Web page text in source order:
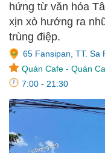
hứng từ văn hóa
xịn xò hướng ra
trùng điệp.
65 Fansipan, TT. Sa
Quán Cafe - Quán
7:00 - 21:30